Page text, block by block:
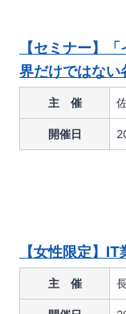
【セミナー】
界だけではない
主 催
開催日
【女性限定】
主 催